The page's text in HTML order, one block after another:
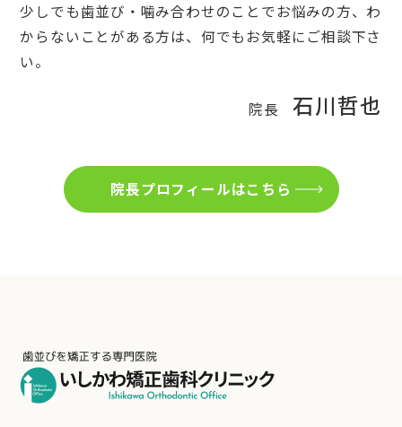
少しでも歯並び・噛み合わせのことでお悩みの方、わ
からないことがある方は、何でもお気軽にご相談下さ
い。
院長 石川哲也
院長プロフィールはこちら